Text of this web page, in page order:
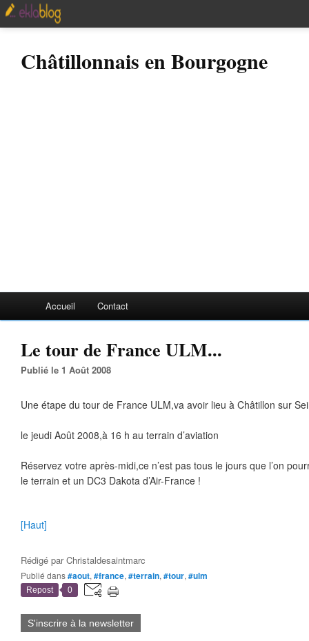
Châtillonnais en Bourgogne
Accueil Contact
Le tour de France ULM...
Publié le 1 Août 2008
Une étape du tour de France ULM,va avoir lieu à Châtillon sur
le jeudi Août 2008,à 16 h au terrain d’aviation
Réservez votre après-midi,ce n’est pas tous le jours que l’on
le terrain et un DC3 Dakota d’Air-France !
[Haut]
Rédigé parChristaldesaintmarc
Publié dans#aout, #france, #terrain, #tour, #ulm
Repost 0
S'inscrire à la newsletter